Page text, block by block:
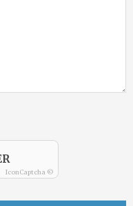
IconCaptcha ©